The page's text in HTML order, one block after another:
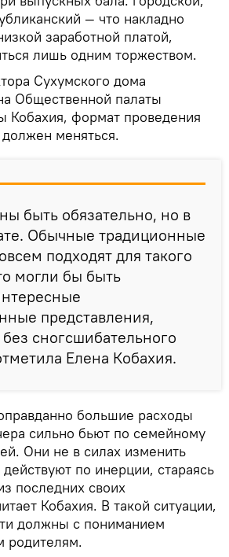
— что накладно
заработной платой,
лишь одним торжеством.
Сухумского дома
Общественной палаты
Кобахия, формат проведения
меняться.
быть обязательно, но в
Обычные традиционные
подходят для такого
могли бы быть
представления,
сногсшибательного
Елена Кобахия.
большие расходы
сильно бьют по семейному
Они не в силах изменить
по инерции, стараясь
последних своих
Кобахия. В такой ситуации,
должны с пониманием
родителям.